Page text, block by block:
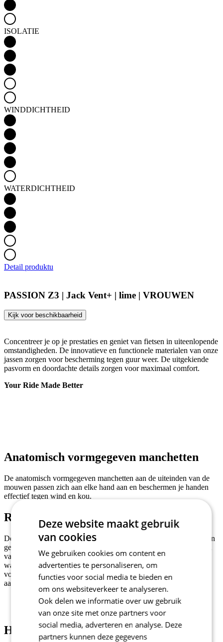
ISOLATIE
WINDDICHTHEID
WATERDICHTHEID
Detail produktu
PASSION Z3 | Jack Vent+ | lime | VROUWEN
Kijk voor beschikbaarheid
Concentreer je op je prestaties en geniet van fietsen in uiteenlopende
omstandigheden. De innovatieve en functionele materialen van onze
jassen zorgen voor bescherming tegen guur weer. De uitgekiende
pasvorm en doordachte details zorgen voor maximaal comfort.
Your Ride Made Better
Anatomisch vormgegeven manchetten
De anatomisch vormgegeven manchetten aan de uiteinden van de
mouwen passen zich aan elke hand aan en beschermen je handen
effectief tegen wind en kou.
Robuuste rits
De jas is voorzien van een robuuste ritssluiting die tijdens het rijden
gemakkelijk met één hand te openen en te sluiten is. De stevigheid
van de ritssluiting in combinatie met de binnenvoering helpen je
warm te houden bij koud weer. Beide uiteinden van de ritsen zijn
voorzien van afdekkingen. De onderste voorkomt beschadigingen
aan het jack en de bovenste het schuren van de kin.
Hoge kraag
Deze website maakt gebruik
van cookies
We gebruiken cookies om content en
advertenties te personaliseren, om
functies voor social media te bieden en
om ons websiteverkeer te analyseren.
Ook delen we informatie over uw gebruik
van onze site met onze partners voor
social media, adverteren en analyse. Deze
partners kunnen deze gegevens